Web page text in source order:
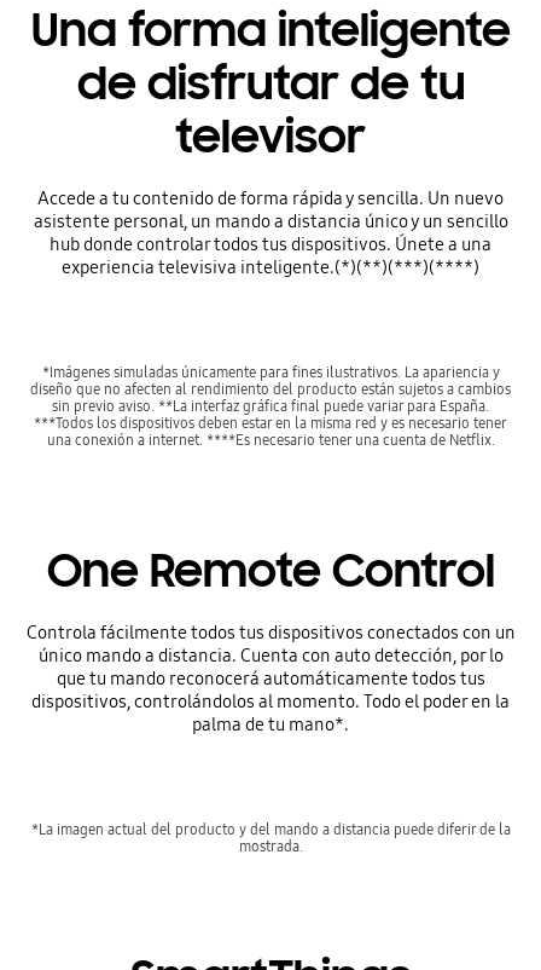
Una forma inteligente
de disfrutar de tu
televisor
Accede a tu contenido de forma rápida y sencilla. Un nuevo
asistente personal, un mando a distancia único y un sencillo
hub donde controlar todos tus dispositivos. Únete a una
experiencia televisiva inteligente.(*)(**)(***)(****)
*Imágenes simuladas únicamente para fines ilustrativos. La apariencia y
diseño que no afecten al rendimiento del producto están sujetos a cambios
sin previo aviso. **La interfaz gráfica final puede variar para España.
***Todos los dispositivos deben estar en la misma red y es necesario tener
una conexión a internet. ****Es necesario tener una cuenta de Netflix.
One Remote Control
Controla fácilmente todos tus dispositivos conectados con un
único mando a distancia. Cuenta con auto detección, por lo
que tu mando reconocerá automáticamente todos tus
dispositivos, controlándolos al momento. Todo el poder en la
palma de tu mano*.
*La imagen actual del producto y del mando a distancia puede diferir de la
mostrada.